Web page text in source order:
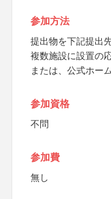
参加方法
提出物を下記提出
複数施設に設置の
または、公式ホー
参加資格
不問
参加費
無し